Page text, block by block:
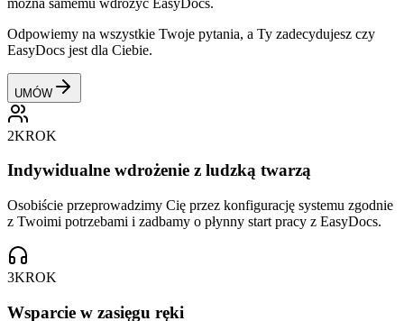
Odpowiemy na wszystkie Twoje pytania, a Ty zadecydujesz czy
EasyDocs jest dla Ciebie.
UMÓW
2KROK
Indywidualne wdrożenie z ludzką twarzą
Osobiście przeprowadzimy Cię przez konfigurację systemu zgodnie
z Twoimi potrzebami i zadbamy o płynny start pracy z EasyDocs.
3KROK
Wsparcie w zasięgu ręki